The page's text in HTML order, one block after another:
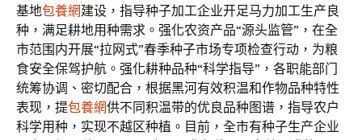
基地包養網建设，指导种子加工企业开足马力加工生产良
种，满足耕地用种需求。强化农资产品“源头监管”，在全
市范围内开展“拉网式”春季种子市场专项检查行动，为粮
食安全保驾护航。强化耕种品种“科学指导”，各职能部门
统筹协调、密切配合，根据黑河有效积温和作物品种特性
表现，提包養網供不同积温带的优良品种图谱，指导农户
科学用种，实现不越区种植。目前，全市有种子生产企业